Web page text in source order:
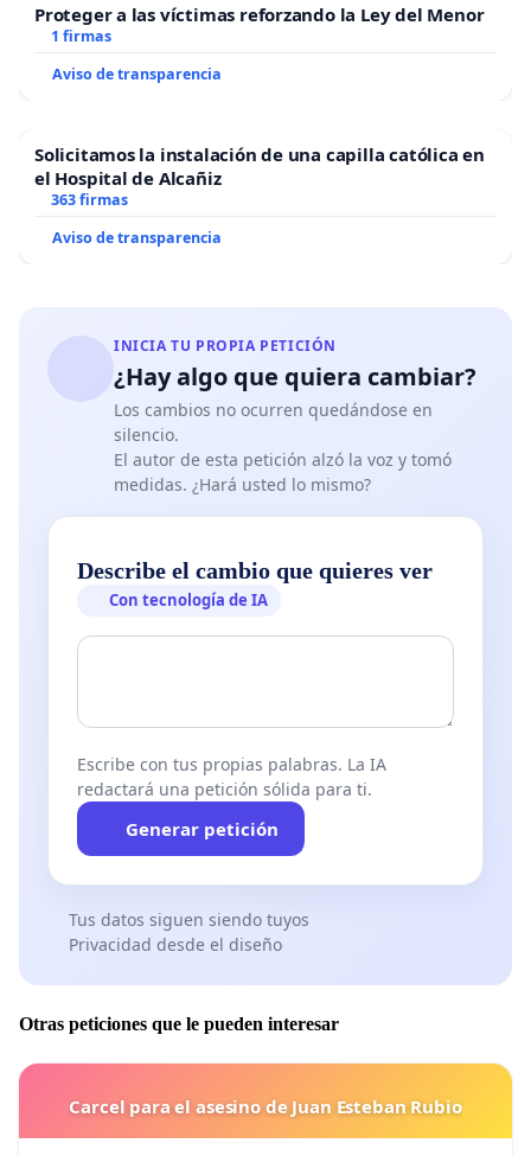
Proteger a las víctimas reforzando la Ley del Menor
1 firmas
Aviso de transparencia
Solicitamos la instalación de una capilla católica en
el Hospital de Alcañiz
363 firmas
Aviso de transparencia
INICIA TU PROPIA PETICIÓN
¿Hay algo que quiera cambiar?
Los cambios no ocurren quedándose en
silencio.
El autor de esta petición alzó la voz y tomó
medidas. ¿Hará usted lo mismo?
Describe el cambio que quieres ver
Con tecnología de IA
Escribe con tus propias palabras. La IA
redactará una petición sólida para ti.
Generar petición
Tus datos siguen siendo tuyos
Privacidad desde el diseño
Otras peticiones que le pueden interesar
Carcel para el asesino de Juan Esteban Rubio